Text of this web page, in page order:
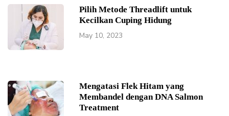
Pilih Metode Threadlift untuk
Kecilkan Cuping Hidung
May 10, 2023
Mengatasi Flek Hitam yang
Membandel dengan DNA Salmon
Treatment